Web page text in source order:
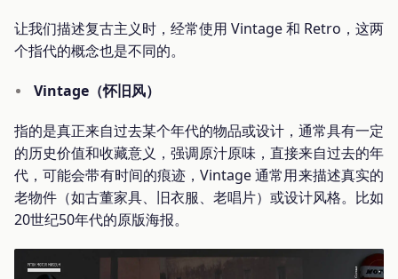
让我们描述复古主义时，经常使用 Vintage 和 Retro，这两
个指代的概念也是不同的。
Vintage（怀旧风）
指的是真正来自过去某个年代的物品或设计，通常具有一定
的历史价值和收藏意义，强调原汁原味，直接来自过去的年
代，可能会带有时间的痕迹，Vintage 通常用来描述真实的
老物件（如古董家具、旧衣服、老唱片）或设计风格。比如
20世纪50年代的原版海报。